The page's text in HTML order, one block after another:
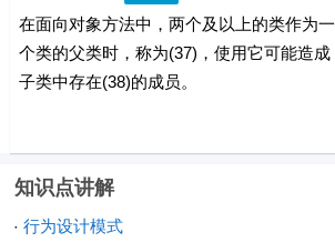
在面向对象方法中，两个及以上的类作为一
个类的父类时，称为(37)，使用它可能造成
子类中存在(38)的成员。
知识点讲解
· 行为设计模式